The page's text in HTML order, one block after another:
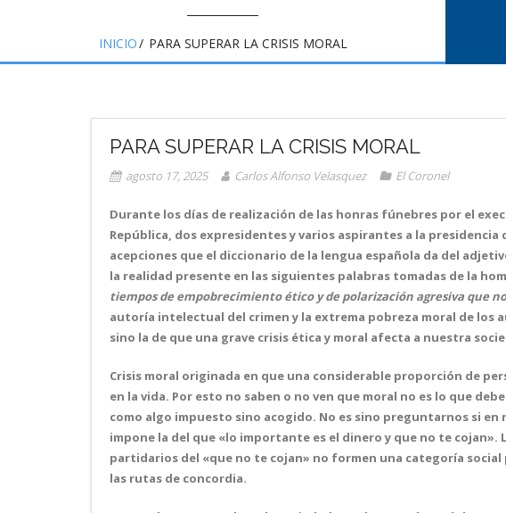
INICIO/ PARA SUPERAR LA CRISIS MORAL
PARA SUPERAR LA CRISIS MORAL
agosto 17, 2025 Carlos Alfonso Velasquez El Coronel
Durante los días de realización de las honras fúnebres por el
República, dos expresidentes y varios aspirantes a la
acepciones que el diccionario de la lengua española da del
la realidad presente en las siguientes palabras tomadas de la
tiempos de empobrecimiento ético y de polarización agresiva que
autoría intelectual del crimen y la extrema pobreza moral de los
sino la de que una grave crisis ética y moral afecta a nuestra
Crisis moral originada en que una considerable proporción de
en la vida. Por esto no saben o no ven que moral no es lo que
como algo impuesto sino acogido. No es sino preguntarnos si en
impone la del que «lo importante es el dinero y que no te cojan».
partidarios del «que no te cojan» no formen una categoría
las rutas de concordia.